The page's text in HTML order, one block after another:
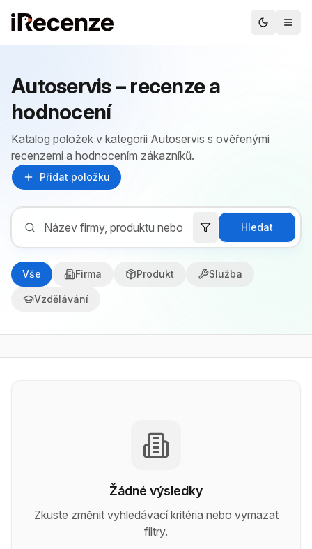
Autoservis – recenze a
hodnocení
Katalog položek v kategorii Autoservis s ověřenými
recenzemi a hodnocením zákazníků.
Přidat položku
Hledat
Vše Firma Produkt Služba
Vzdělávání
Žádné výsledky
Zkuste změnit vyhledávací kritéria nebo vymazat
filtry.